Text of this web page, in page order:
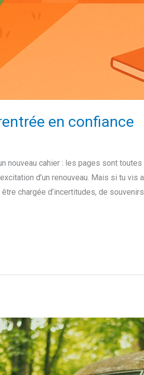
en confiance
nouveau cahier : les pages sont
d’un renouveau. Mais si tu
chargée d’incertitudes, de souvenirs